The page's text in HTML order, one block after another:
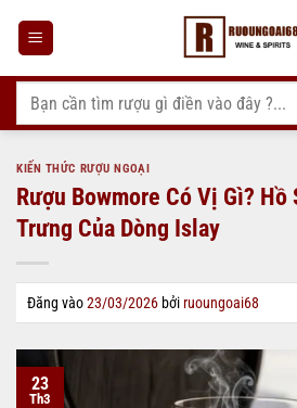
dung
Tìm
kiếm:
KIẾN THỨC RƯỢU NGOẠI
Rượu Bowmore Có Vị Gì?
Trưng Của Dòng Islay
Đăng vào23/03/2026 bởiruoungoai68
23
Th3